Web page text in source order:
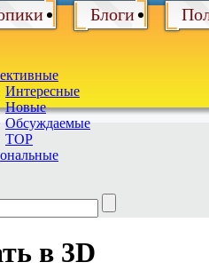
Блоги
Интересные
Новые
Обсуждаемые
TOP
в 3D